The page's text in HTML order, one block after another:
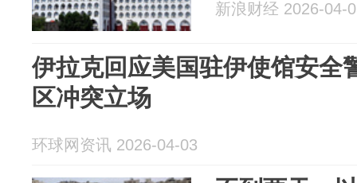
新浪财经 2026-04-
伊拉克回应美国驻伊使馆安全
区冲突立场
环球网资讯 2026-04-03